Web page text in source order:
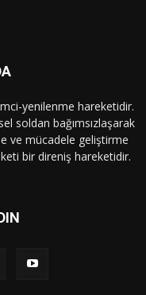
yenilenme hareketidir.
soldan bağımsızlaşarak
ve mücadele geliştirme
bir direniş hareketidir.